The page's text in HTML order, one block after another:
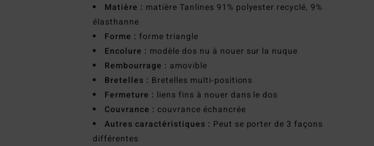
Matière : matière Tanlines 91% polyester recyclé, 9%
élasthanne
Forme : forme triangle
Encolure : modèle dos nu à nouer sur la nuque
Rembourrage : amovible
Bretelles : Bretelles multi-positions
Fermeture : liens fins à nouer dans le dos
Couvrance : couvrance échancrée
Autres caractéristiques : Peut se porter de 3 façons
différentes